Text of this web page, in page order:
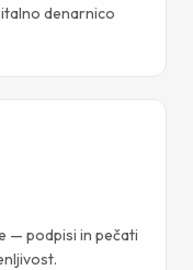
denarnico
— podpisi in pečati